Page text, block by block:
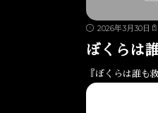
2026年3月30日
ぼくらは
『ぼくらは誰も